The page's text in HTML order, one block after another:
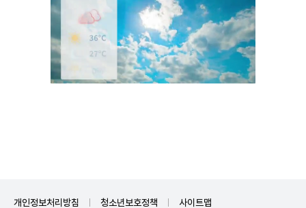
개인정보처리방침 청소년보호정책 사이트맵